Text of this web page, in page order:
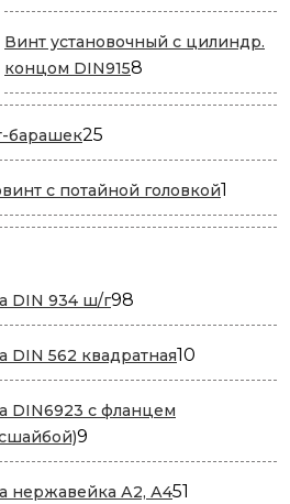
товара
Винт установочный с цилиндр.
концом DIN9158
товаров
барашек25
товаров
с потайной головкой1
товар
DIN 934 ш/г98
товаров
DIN 562 квадратная10
товаров
DIN6923 с фланцем
9
товаров
нержавейка А2, А451